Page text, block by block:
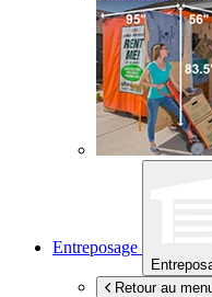
Entreposage
Retour au